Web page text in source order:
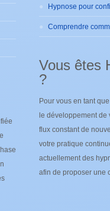
Vous êtes
?
Pour vous en tant
le développement de
flux constant de
votre pratique
actuellement des
afin de proposer une